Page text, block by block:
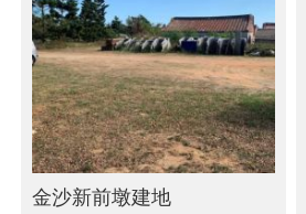
金沙新前墩建地